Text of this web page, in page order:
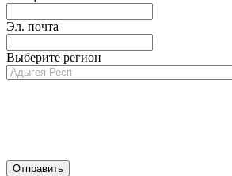
Эл. почта
Выберите регион